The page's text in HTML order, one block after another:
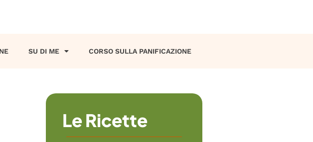
SU DI ME CORSO SULLA PANIFICAZIONE
Le Ricette